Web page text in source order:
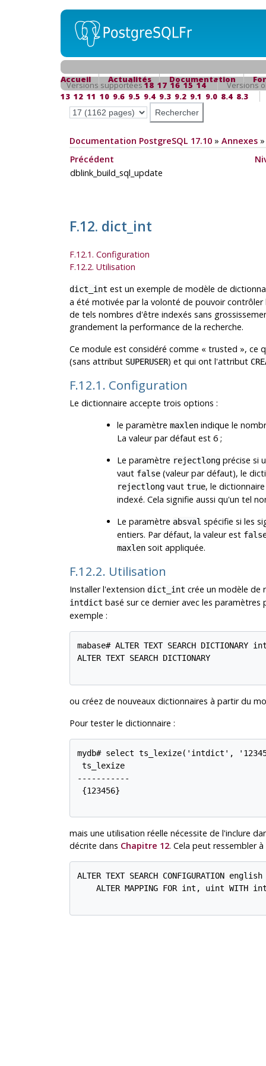
Accueil Actualités Documentation
Versions supportées18 17 16 15 14
Versions
13 12 11 10 9.6 9.5 9.4 9.3 9.2 9.1 9.0 8.4 8.3
Documentation PostgreSQL 17.10» Annexes
Précédent
dblink_build_sql_update
F.12. dict_int
F.12.1. Configuration
F.12.2. Utilisation
dict_int est un exemple de modèle de
a été motivée par la volonté de pouvoir
de tels nombres d'être indexés sans
grandement la performance de la recherche.
Ce module est considéré comme « trusted », ce
(sans attribut SUPERUSER) et qui ont l'attribut
F.12.1. Configuration
Le dictionnaire accepte trois options :
le paramètre maxlenindique le
La valeur par défaut est 6 ;
Le paramètre rejectlongprécise si
vaut false(valeur par défaut), le
rejectlongvaut true, le
indexé. Cela signifie aussi qu'un tel
Le paramètre absval spécifie si les
entiers. Par défaut, la valeur est
maxlensoit appliquée.
F.12.2. Utilisation
Installer l'extension dict_int crée un modèle de
intdict basé sur ce dernier avec les
exemple :
mabase# ALTER TEXT SEARCH
ALTER TEXT SEARCH DICTIONARY
ou créez de nouveaux dictionnaires à partir du
Pour tester le dictionnaire :
mydb# select ts_lexize('intdict',
ts_lexize
-----------
{123456}
mais une utilisation réelle nécessite de l'inclure
décrite dans Chapitre 12. Cela peut ressembler à
ALTER TEXT SEARCH CONFIGURATION english
ALTER MAPPING FOR int, uint WITH